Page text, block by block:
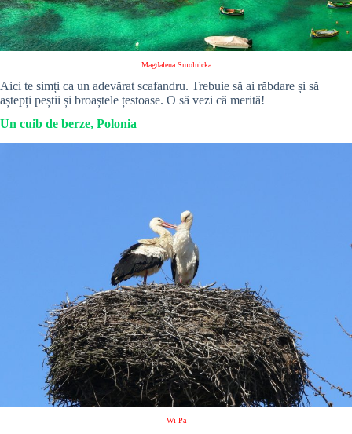
Magdalena Smolnicka
Aici te simți ca un adevărat scafandru. Trebuie să ai răbdare și să
aștepți peștii și broaștele țestoase. O să vezi că merită!
Un cuib de berze, Polonia
Wi Pa